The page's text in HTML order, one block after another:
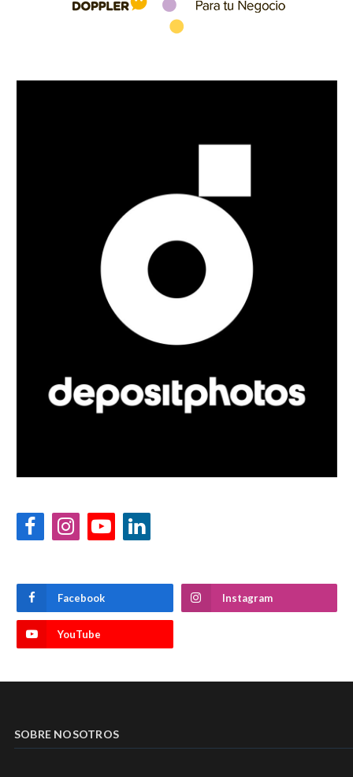
FacebookInstagramYouTubeLinkedIn
Facebook Instagram
YouTube
SOBRE NOSOTROS